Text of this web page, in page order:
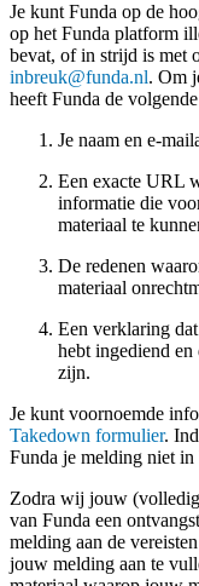
Je kunt Funda op de
op het Funda platform
bevat, of in strijd is met
inbreuk@funda.nl. Om
heeft Funda de
Je naam en e-
Een exacte URL
informatie die
materiaal te
De redenen
materiaal
Een verklaring
hebt ingediend
zijn.
Je kunt voornoemde
Takedown formulier.
Funda je melding niet in
Zodra wij jouw
van Funda een
melding aan de
jouw melding aan te